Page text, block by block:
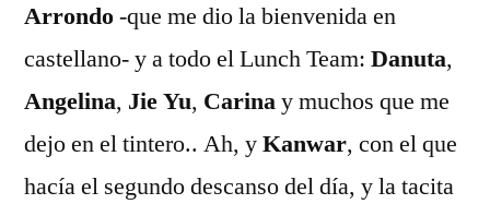
Arrondo-que me dio la bienvenida en
castellano- y a todo el Lunch Team: Danuta,
Angelina, Jie Yu, Carinay muchos que me
dejo en el tintero.. Ah, yKanwar, con el que
hacía el segundo descanso del día, y la tacita